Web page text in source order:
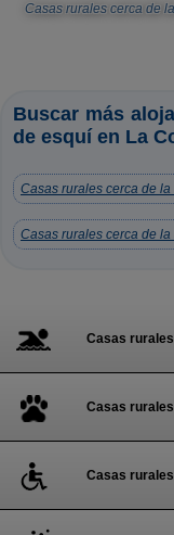
Casas rurales cerca de
Buscar más
de esquí en La
Casas rurales cerca de la
Casas rurales cerca de la
Casas
Casas
Casas